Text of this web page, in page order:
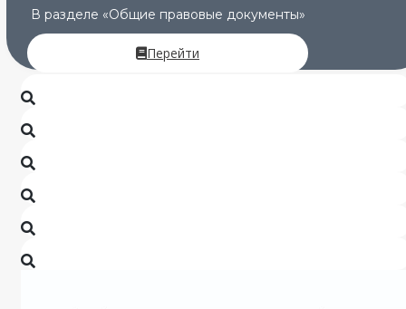
В разделе «Общие правовые документы»
Перейти